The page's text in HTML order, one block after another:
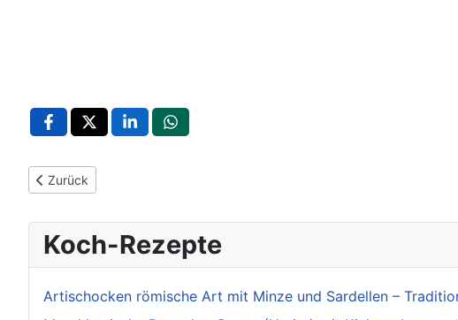
Vorheriger Beitrag: Landesregierung würdigt Streitkräfte beim
Zurück
Koch-Rezepte
Artischocken römische Art mit Minze und Sardellen –